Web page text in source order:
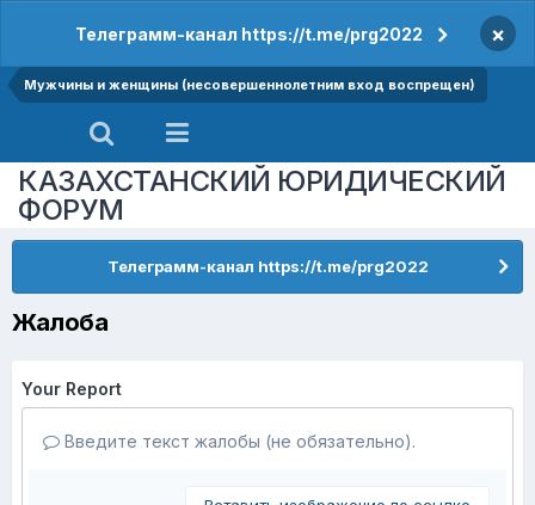
Телеграмм-канал https://t.me/prg2022 ×
Мужчины и женщины (несовершеннолетним вход воспрещен)
КАЗАХСТАНСКИЙ ЮРИДИЧЕСКИЙ
ФОРУМ
Телеграмм-канал https://t.me/prg2022
Жалоба
Your Report
Введите текст жалобы (не обязательно).